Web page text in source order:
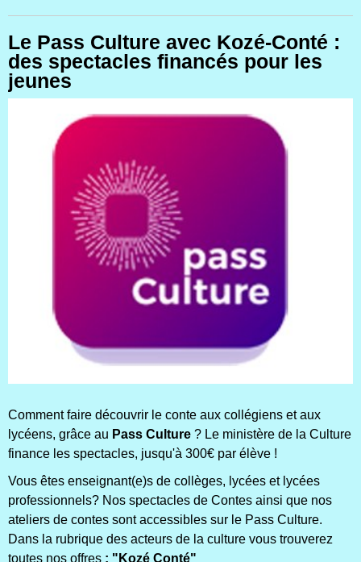
Le Pass Culture avec Kozé-Conté :
des spectacles financés pour les
jeunes
Comment faire découvrir le conte aux collégiens et aux
lycéens, grâce au Pass Culture ? Le ministère de la Culture
finance les spectacles, jusqu'à 300€ par élève !
Vous êtes enseignant(e)s de collèges, lycées et lycées
professionnels? Nos spectacles de Contes ainsi que nos
ateliers de contes sont accessibles sur le Pass Culture.
Dans la rubrique des acteurs de la culture vous trouverez
toutes nos offres : "Kozé Conté"